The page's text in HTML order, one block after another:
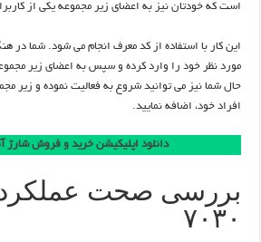
است که خودتان نیز به اعضای زیر مجموعه یکی از کاربران ۷۰۳۰ اضافه
این کار با استفاده از کد معرف انجام می شود. شما در
مورد نظر خود را وارد کرده و سپس به اعضای زیر
حال شما نیز می توانید شروع به فعالیت نموده و زیر
افراد خود، اضافه نمایید.
دانلود اپلیکیشن خرید و فروش شارژ
بررسی صحت عملکرد
۷۰۳۰